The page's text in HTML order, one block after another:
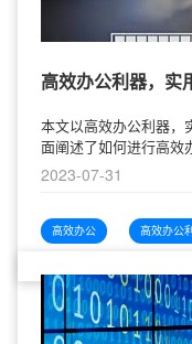
高效办公利器，实
本文以高效办公利器，
面阐述了如何进行高效
2023-07-31
高效办公 高效办公